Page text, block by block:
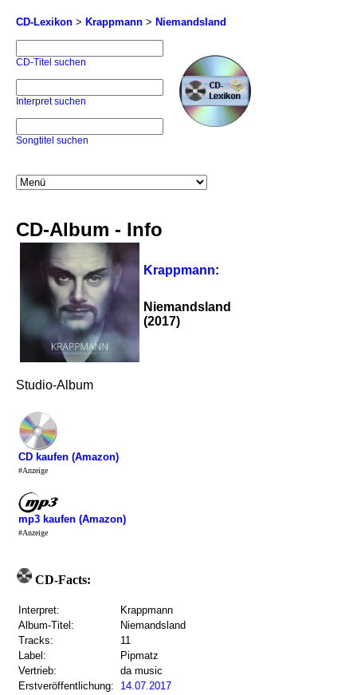
CD-Lexikon > Krappmann > Niemandsland
CD-Titel suchen
Interpret suchen
Songtitel suchen
CD-Album - Info
Krappmann:
Niemandsland
(2017)
Studio-Album
CD kaufen (Amazon)
#Anzeige
mp3 kaufen (Amazon)
#Anzeige
CD-Facts:
Interpret:
Krappmann
Album-Titel:
Niemandsland
Tracks:
11
Label:
Pipmatz
Vertrieb:
da music
Erstveröffentlichung:
14.07.2017